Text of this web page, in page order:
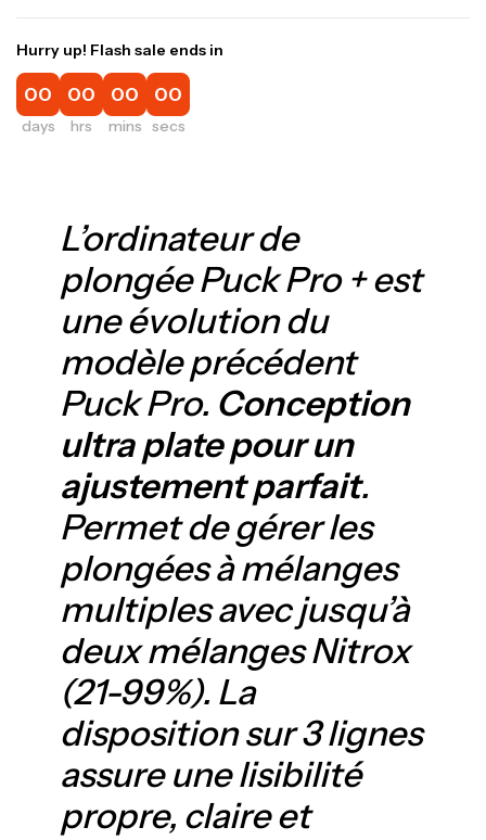
Hurry up! Flash sale ends in
00
days
00
hrs
00
mins
00
secs
L’ordinateur de
plongée Puck Pro + est
une évolution du
modèle précédent
Puck Pro. Conception
ultra plate pour un
ajustement parfait.
Permet de gérer les
plongées à mélanges
multiples avec jusqu’à
deux mélanges Nitrox
(21-99%). La
disposition sur 3 lignes
assure une lisibilité
propre, claire et